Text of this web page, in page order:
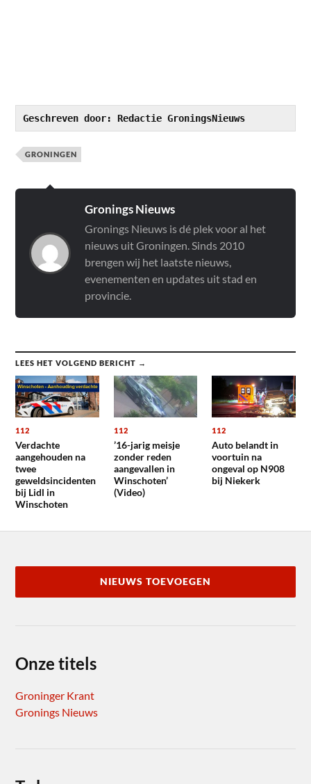
Geschreven door: Redactie GroningsNieuws
GRONINGEN
Gronings Nieuws
Gronings Nieuws is dé plek voor al het
nieuws uit Groningen. Sinds 2010
brengen wij het laatste nieuws,
evenementen en updates uit stad en
provincie.
LEES HET VOLGEND BERICHT →
112
Verdachte
aangehouden na
twee
geweldsincidenten
bij Lidl in
Winschoten
112
’16-jarig meisje
zonder reden
aangevallen in
Winschoten’
(Video)
112
Auto belandt in
voortuin na
ongeval op N908
bij Niekerk
NIEUWS TOEVOEGEN
Onze titels
Groninger Krant
Gronings Nieuws